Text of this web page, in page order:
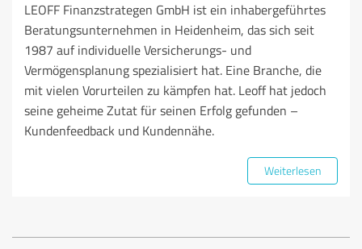
LEOFF Finanzstrategen GmbH ist ein inhabergeführtes
Beratungsunternehmen in Heidenheim, das sich seit
1987 auf individuelle Versicherungs- und
Vermögensplanung spezialisiert hat. Eine Branche, die
mit vielen Vorurteilen zu kämpfen hat. Leoff hat jedoch
seine geheime Zutat für seinen Erfolg gefunden –
Kundenfeedback und Kundennähe.
Weiterlesen